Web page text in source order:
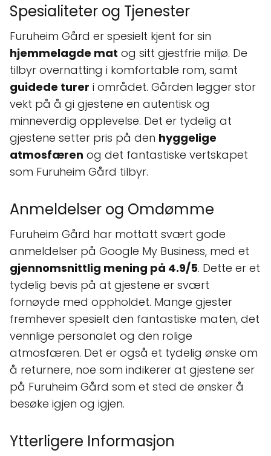
Spesialiteter og Tjenester
Furuheim Gård er spesielt kjent for sin
hjemmelagde mat og sitt gjestfrie miljø. De
tilbyr overnatting i komfortable rom, samt
guidede turer i området. Gården legger stor
vekt på å gi gjestene en autentisk og
minneverdig opplevelse. Det er tydelig at
gjestene setter pris på den hyggelige
atmosfæren og det fantastiske vertskapet
som Furuheim Gård tilbyr.
Anmeldelser og Omdømme
Furuheim Gård har mottatt svært gode
anmeldelser på Google My Business, med et
gjennomsnittlig mening på 4.9/5. Dette er et
tydelig bevis på at gjestene er svært
fornøyde med oppholdet. Mange gjester
fremhever spesielt den fantastiske maten, det
vennlige personalet og den rolige
atmosfæren. Det er også et tydelig ønske om
å returnere, noe som indikerer at gjestene ser
på Furuheim Gård som et sted de ønsker å
besøke igjen og igjen.
Ytterligere Informasjon